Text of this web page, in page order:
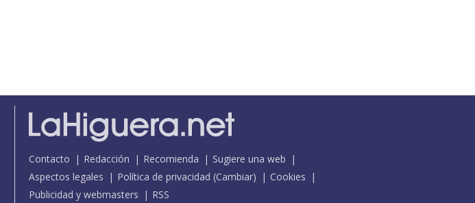
Contacto Redacción Recomienda
Sugiere una web
Aspectos legales
Política de privacidad (Cambiar)
Cookies
Publicidad y webmasters
RSS